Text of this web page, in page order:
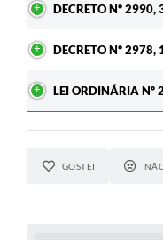
DECRETO Nº 2990,
DECRETO Nº
LEI ORDINÁRIA Nº
GOSTEI